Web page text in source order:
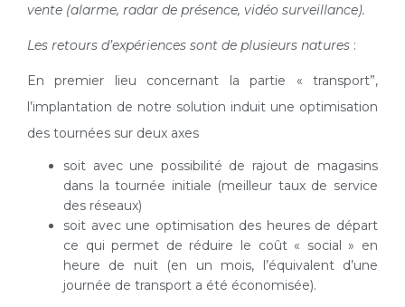
vente (alarme, radar de présence, vidéo surveillance).
Les retours d’expériences sont de plusieurs natures :
En premier lieu concernant la partie « transport”,
l’implantation de notre solution induit une optimisation
des tournées sur deux axes
soit avec une possibilité de rajout de magasins
dans la tournée initiale (meilleur taux de service
des réseaux)
soit avec une optimisation des heures de départ
ce qui permet de réduire le coût « social » en
heure de nuit (en un mois, l’équivalent d’une
journée de transport a été économisée).